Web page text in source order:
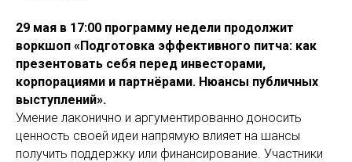
29 мая в 17:00 программу недели продолжит
воркшоп «Подготовка эффективного питча: как
презентовать себя перед инвесторами,
корпорациями и партнёрами. Нюансы публичных
выступлений».
Умение лаконично и аргументированно доносить
ценность своей идеи напрямую влияет на шансы
получить поддержку или финансирование. Участники